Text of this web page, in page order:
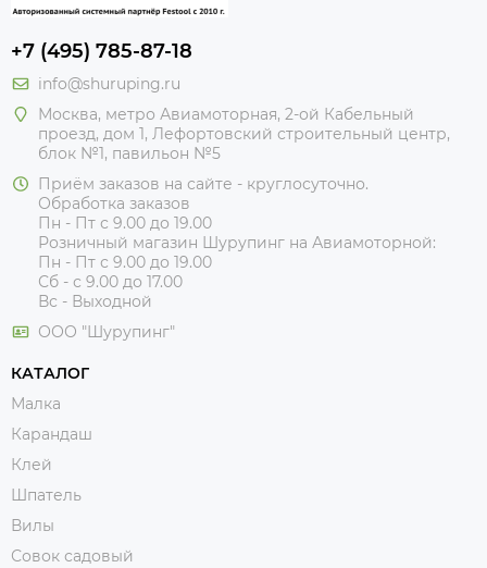
+7 (495) 785-87-18
info@shuruping.ru
Москва, метро Авиамоторная, 2-ой Кабельный
проезд, дом 1, Лефортовский строительный центр,
блок №1, павильон №5
Приём заказов на сайте - круглосуточно.
Обработка заказов
Пн - Пт с 9.00 до 19.00
Розничный магазин Шурупинг на Авиамоторной:
Пн - Пт с 9.00 до 19.00
Сб - с 9.00 до 17.00
Вс - Выходной
ООО "Шурупинг"
КАТАЛОГ
Малка
Карандаш
Клей
Шпатель
Вилы
Совок садовый